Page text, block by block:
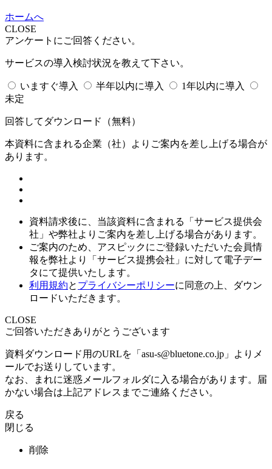
ホームへ
CLOSE
アンケートにご回答ください。
サービスの導入検討状況を教えて下さい。
いますぐ導入 半年以内に導入
1年以内に導入
未定
回答してダウンロード （無料）
本資料に含まれる企業（社）よりご案内を差し上げる場合が
あります。
資料請求後に、当該資料に含まれる「サービス提供会
社」や弊社よりご案内を差し上げる場合があります。
ご案内のため、アスピックにご登録いただいた会員情
報を弊社より「サービス提携会社」に対して電子デー
タにて提供いたします。
利用規約と プライバシーポリシーに同意の上、ダウン
ロードいただきます。
CLOSE
ご回答いただきありがとうございます
資料ダウンロード用のURLを「asu-s@bluetone.co.jp」よりメ
ールでお送りしています。
なお、まれに迷惑メールフォルダに入る場合があります。届
かない場合は上記アドレスまでご連絡ください。
戻る
閉じる
削除